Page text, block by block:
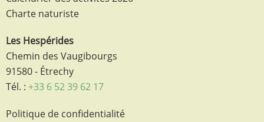
Charte naturiste
Les Hespérides
Chemin des Vaugibourgs
91580 - Étrechy
Tél. : +33 6 52 39 62 17
Politique de confidentialité